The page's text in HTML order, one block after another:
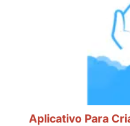
Aplicativo Para